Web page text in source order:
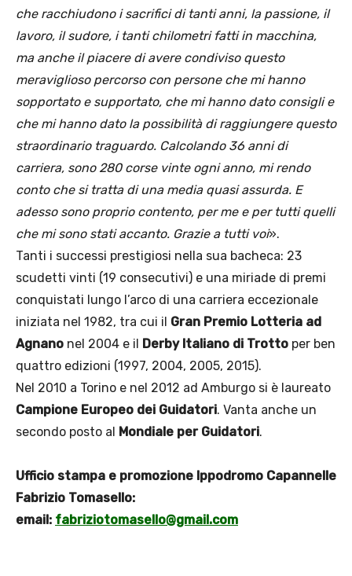
che racchiudono i sacrifici di tanti anni, la passione, il
lavoro, il sudore, i tanti chilometri fatti in macchina,
ma anche il piacere di avere condiviso questo
meraviglioso percorso con persone che mi hanno
sopportato e supportato, che mi hanno dato consigli e
che mi hanno dato la possibilità di raggiungere questo
straordinario traguardo. Calcolando 36 anni di
carriera, sono 280 corse vinte ogni anno, mi rendo
conto che si tratta di una media quasi assurda. E
adesso sono proprio contento, per me e per tutti quelli
che mi sono stati accanto. Grazie a tutti voi».
Tanti i successi prestigiosi nella sua bacheca: 23
scudetti vinti (19 consecutivi) e una miriade di premi
conquistati lungo l’arco di una carriera eccezionale
iniziata nel 1982, tra cui il Gran Premio Lotteria ad
Agnano nel 2004 e il Derby Italiano di Trotto per ben
quattro edizioni (1997, 2004, 2005, 2015).
Nel 2010 a Torino e nel 2012 ad Amburgo si è laureato
Campione Europeo dei Guidatori. Vanta anche un
secondo posto al Mondiale per Guidatori.
Ufficio stampa e promozione Ippodromo Capannelle
Fabrizio Tomasello:
email: fabriziotomasello@gmail.com